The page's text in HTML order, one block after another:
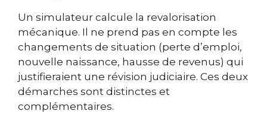
Un simulateur calcule la revalorisation
mécanique. Il ne prend pas en compte les
changements de situation (perte d’emploi,
nouvelle naissance, hausse de revenus) qui
justifieraient une révision judiciaire. Ces deux
démarches sont distinctes et
complémentaires.